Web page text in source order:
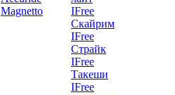
Magnetto
IFree
Скайрим
IFree
Страйк
IFree
Такеши
IFree